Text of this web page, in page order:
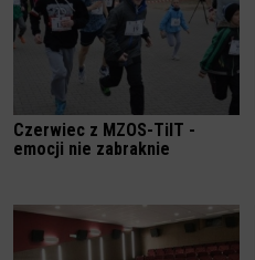
Czerwiec z MZOS-TiIT -
emocji nie zabraknie